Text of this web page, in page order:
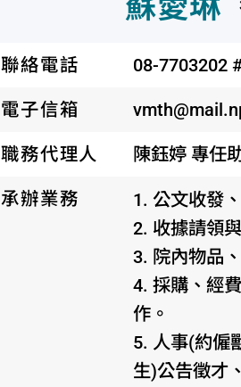
聯絡電話 08-7703202
電子信箱
職務代理人 陳鈺婷 專任
承辦業務
1. 公文收發
2. 收據請領
3. 院內物品
4. 採購、經
作。
5. 人事(約僱
生)公告徵才